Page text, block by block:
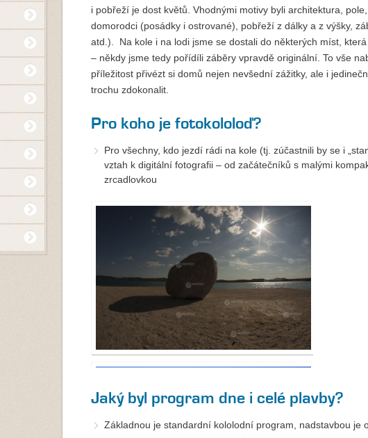
i pobřeží je dost květů. Vhodnými motivy byli architektura,
domorodci (posádky i ostrované), pobřeží z dálky a z výšky,
atd.). Na kole i na lodi jsme se dostali do některých míst,
– někdy jsme tedy pořídíli záběry vpravdě originální. To vše
příležitost přivézt si domů nejen nevšední zážitky, ale i
trochu zdokonalit.
Pro koho je fotokololoď?
Pro všechny, kdo jezdí rádi na kole (tj. zúčastnili by se i
vztah k digitální fotografii – od začátečníků s malými
zrcadlovkou
Jaký byl program dne i celé plavby?
Základnou je standardní kololodní program, nadstavbou je